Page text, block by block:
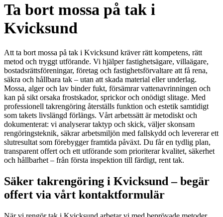
Ta bort mossa på tak i
Kvicksund
Att ta bort mossa på tak i Kvicksund kräver rätt kompetens, rätt
metod och tryggt utförande. Vi hjälper fastighetsägare, villaägare,
bostadsrättsföreningar, företag och fastighetsförvaltare att få rena,
säkra och hållbara tak – utan att skada material eller underlag.
Mossa, alger och lav binder fukt, försämrar vattenavrinningen och
kan på sikt orsaka frostskador, sprickor och onödigt slitage. Med
professionell takrengöring återställs funktion och estetik samtidigt
som takets livslängd förlängs. Vårt arbetssätt är metodiskt och
dokumenterat: vi analyserar taktyp och skick, väljer skonsam
rengöringsteknik, säkrar arbetsmiljön med fallskydd och levererar ett
slutresultat som förebygger framtida påväxt. Du får en tydlig plan,
transparent offert och ett utförande som prioriterar kvalitet, säkerhet
och hållbarhet – från första inspektion till färdigt, rent tak.
Säker takrengöring i Kvicksund – begär
offert via vårt kontaktformulär